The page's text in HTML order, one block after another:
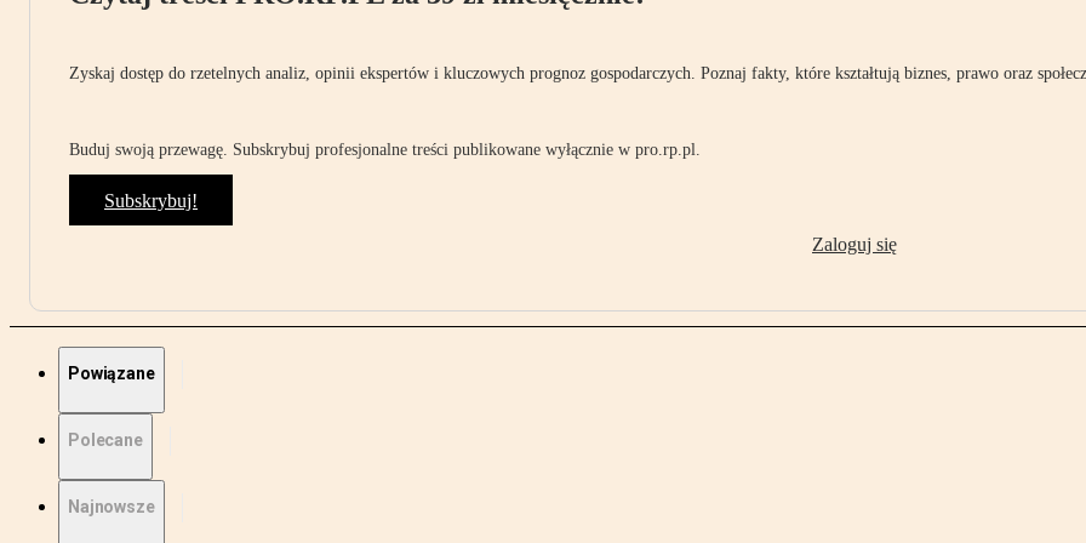
Zyskaj dostęp do rzetelnych analiz, opinii ekspertów i kluczowych prognoz gospodarczych. Poznaj fakty, które kształtują biznes, prawo oraz
Buduj swoją przewagę. Subskrybuj profesjonalne treści publikowane wyłącznie w pro.rp.pl.
Subskrybuj!
Zaloguj się
Powiązane
Polecane
Najnowsze